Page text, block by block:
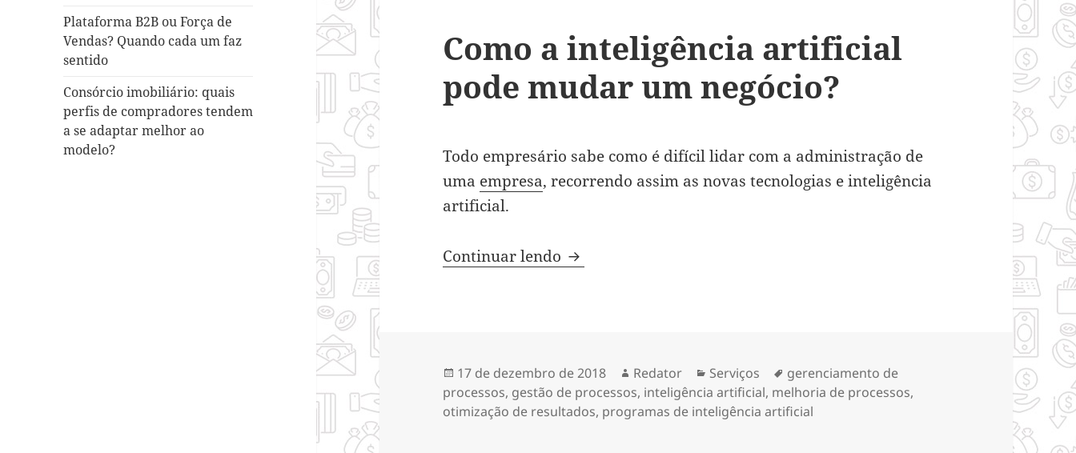
Plataforma B2B ou Força de
Vendas? Quando cada um faz
sentido
Consórcio imobiliário: quais
perfis de compradores tendem
a se adaptar melhor ao
modelo?
Como a inteligência artificial
pode mudar um negócio?
Todo empresário sabe como é difícil lidar com a administração de
uma empresa, recorrendo assim as novas tecnologias e inteligência
artificial.
Continuar lendo Como a inteligência artificial pode mudar um negócio?
Publicado
em
17 de dezembro de 2018 Autor
Redator Categorias
Serviços Tags
gerenciamento de
processos, gestão de processos, inteligência artificial, melhoria de processos,
otimização de resultados, programas de inteligência artificial